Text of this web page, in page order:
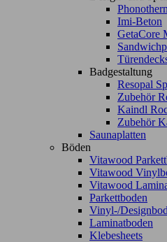
Imi-Beton
GetaCore
Badgestaltung
Resopal
Zubehör
Kaindl
Zubehör
Saunaplatten
Böden
Vitawood
Vitawood
Vitawood
Parkettboden
Vinyl-/
Laminatboden
Klebesheets